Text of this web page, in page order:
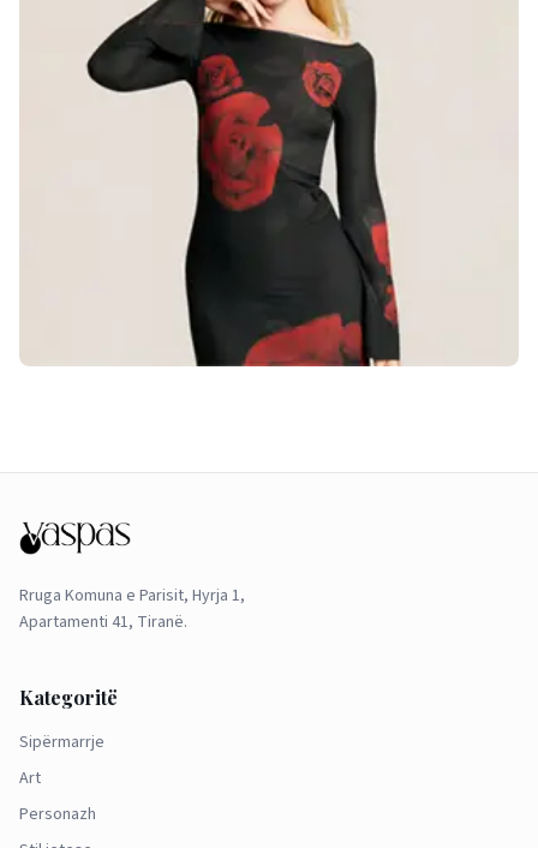
Rruga Komuna e Parisit, Hyrja 1,
Apartamenti 41, Tiranë.
Kategoritë
Sipërmarrje
Art
Personazh